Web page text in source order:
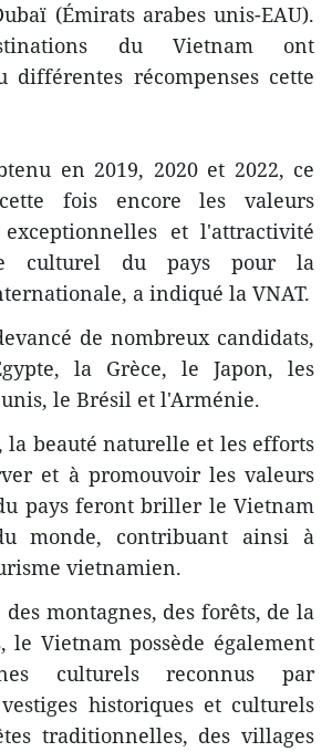
(Émirats arabes unis-EAU).
du Vietnam ont
différentes récompenses cette
en 2019, 2020 et 2022, ce
fois encore les valeurs
et l'attractivité
culturel du pays pour la
a indiqué la VNAT.
de nombreux candidats,
la Grèce, le Japon, les
le Brésil et l'Arménie.
la beauté naturelle et les efforts
et à promouvoir les valeurs
pays feront briller le Vietnam
monde, contribuant ainsi à
vietnamien.
montagnes, des forêts, de la
le Vietnam possède également
culturels reconnus par
vestiges historiques et culturels
traditionnelles, des villages